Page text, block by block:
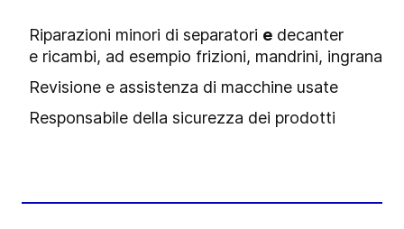
Riparazioni minori di separatori e decanter
e ricambi, ad esempio frizioni, mandrini,
Revisione e assistenza di macchine usate
Responsabile della sicurezza dei prodotti